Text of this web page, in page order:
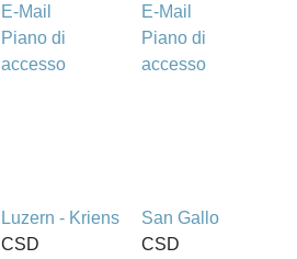
E-Mail
Piano di
accesso
E-Mail
Piano di
accesso
Luzern - Kriens
CSD
San Gallo
CSD